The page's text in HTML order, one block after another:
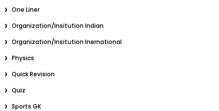
One Liner
Organization/Insitution Indian
Organization/Insitution Inernational
Physics
Quick Revision
Quiz
Sports GK